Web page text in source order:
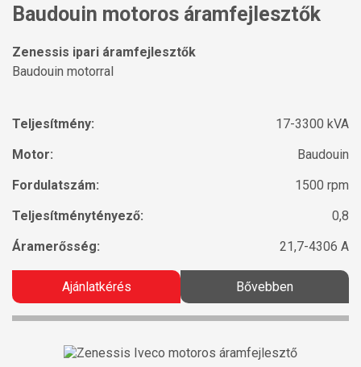
Baudouin motoros áramfejlesztők
Zenessis ipari áramfejlesztők
Baudouin motorral
Teljesítmény:
17-3300 kVA
Motor:
Baudouin
Fordulatszám:
1500 rpm
Teljesítménytényező:
0,8
Áramerősség:
21,7-4306 A
Ajánlatkérés Bővebben